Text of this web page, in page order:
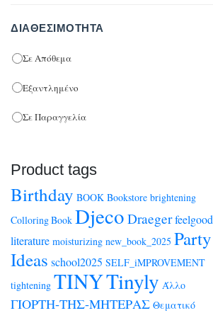
ΔΙΑΘΕΣΙΜΌΤΗΤΑ
Σε Απόθεμα
Εξαντλημένο
Σε Παραγγελία
Product tags
Birthday BOOK Bookstore brightening
Colloring Book Djeco Draegerfeelgood
literature moisturizing new_book_2025 Party
Ideas school2025 SELF_iMPROVEMENT
tightening TINYTinyly Άλλο
ΓΙΟΡΤΗ-ΤΗΣ-ΜΗΤΕΡΑΣ Θεματικό